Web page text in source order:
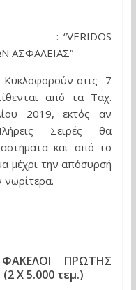
VERIDOS
ΑΣΦΑΛΕΙΑΣ”
στις 7
από τα Ταχ.
2019, εκτός αν
Σειρές θα
και από το
μέχρι την απόσυρσή
ΦΑΚΕΛΟΙ ΠΡΩΤΗΣ
Χ 5.000 τεμ.)